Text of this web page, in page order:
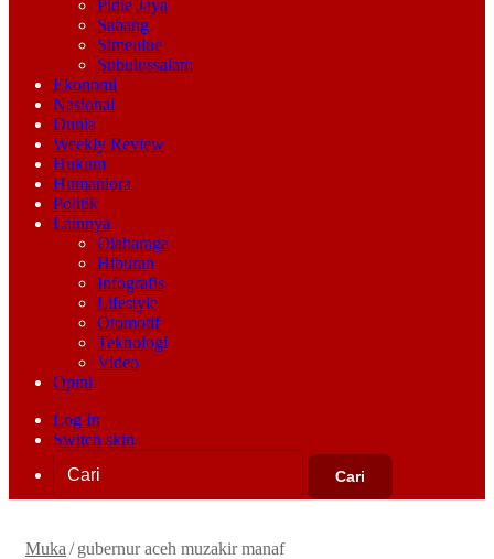
Pidie Jaya
Sabang
Simeulue
Subulussalam
Ekonomi
Nasional
Dunia
Weekly Review
Hukum
Humaniora
Politik
Lainnya
Olaharaga
Hiburan
Infografis
Lifestyle
Otomotif
Teknologi
Video
Opini
Log In
Switch skin
Cari
Muka / gubernur aceh muzakir manaf